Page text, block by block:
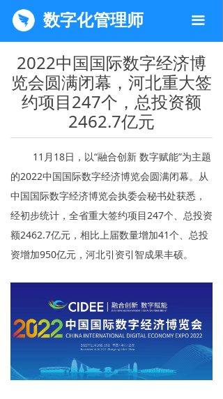
끀
数字化管理师
2022中国国际数字经济博
览会圆满闭幕，河北重大签
约项目247个，总投资额
2462.7亿元
11月18日，以“融合创新 数字赋能”为主题
的2022中国国际数字经济博览会圆满闭幕。从
中国国际数字经济博览会执委会秘书处获悉，
经初步统计，全省重大签约项目247个、总投资
额2462.7亿元，相比上届数量增加41个、总投
资增加950亿元，河北引资引智成果丰硕。